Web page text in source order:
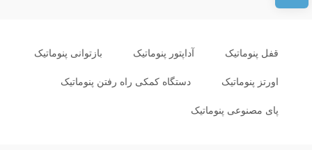
قفل پنوماتیک آداپتور پنوماتیک بازتوانی پنوماتیک
اورتز پنوماتیک دستگاه کمکی راه رفتن پنوماتیک
پای مصنوعی پنوماتیک